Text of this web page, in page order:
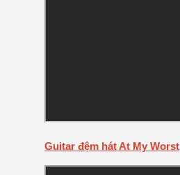
Guitar đệm hát At My Worst